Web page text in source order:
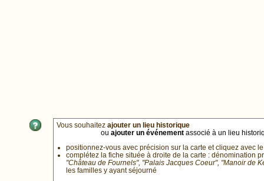
Vous souhaitez ajouter un lieu historique
ou ajouter un événement associé à un lieu
positionnez-vous avec précision sur la carte et cliquez avec
complétez la fiche située à droite de la carte : dénomination
"Château de Fournels", "Palais Jacques Coeur", "Manoir de
les familles y ayant séjourné